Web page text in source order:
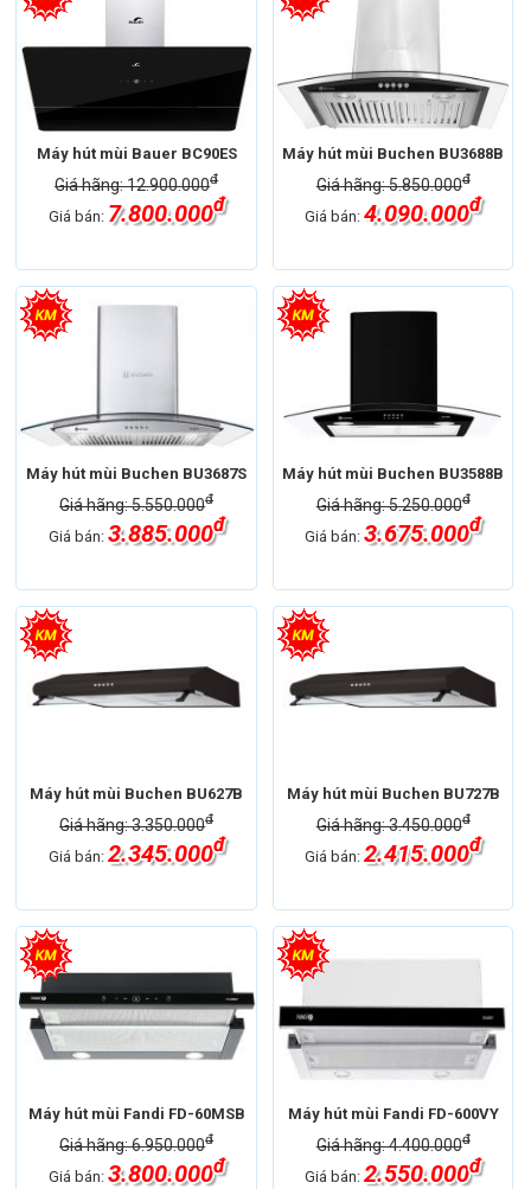
Máy hút mùi Bauer BC90ES
Giá hãng: 12.900.000đ
Giá bán: 7.800.000đ
Máy hút mùi Buchen BU3688B
Giá hãng: 5.850.000đ
Giá bán:4.090.000đ
Máy hút mùi Buchen BU3687S
Giá hãng: 5.550.000đ
Giá bán: 3.885.000đ
Máy hút mùi Buchen BU3588B
Giá hãng: 5.250.000đ
Giá bán:3.675.000đ
Máy hút mùi Buchen BU627B
Giá hãng: 3.350.000đ
Giá bán: 2.345.000đ
Máy hút mùi Buchen BU727B
Giá hãng: 3.450.000đ
Giá bán:2.415.000đ
Máy hút mùi Fandi FD-60MSB
Giá hãng: 6.950.000đ
Giá bán: 3.800.000đ
Máy hút mùi Fandi FD-600VY
Giá hãng: 4.400.000đ
Giá bán:2.550.000đ